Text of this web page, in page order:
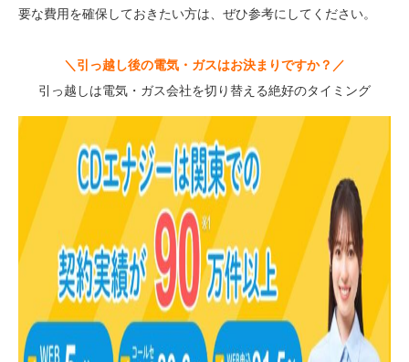
要な費用を確保しておきたい方は、ぜひ参考にしてください。
＼ 引っ越し後の電気・ガスはお決まりですか？ ／
引っ越しは電気・ガス会社を切り替える絶好のタイミング